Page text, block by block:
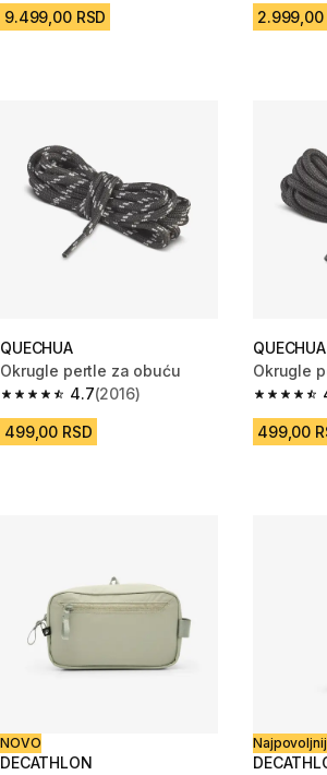
9.499,00 RSD 2.999,00
QUECHUA
Okrugle pertle za obuću
4.7
4.7 od 5 zvezdica from 2016 Recenzije
(2016)
499,00 RSD
QUECHUA
Okrugle
4.7 od 5
499,00
NOVO
DECATHLON